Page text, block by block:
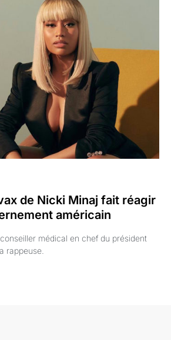
de Nicki Minaj fait réagir
américain
médical en chef du président
rappeuse.